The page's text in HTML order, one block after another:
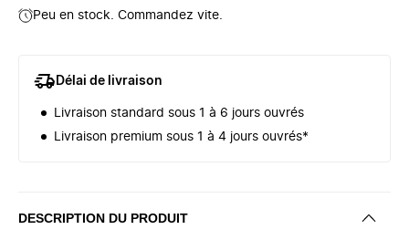
Peu en stock. Commandez vite.
Délai de livraison
Livraison standard sous 1 à 6 jours ouvrés
Livraison premium sous 1 à 4 jours ouvrés*
DESCRIPTION DU PRODUIT